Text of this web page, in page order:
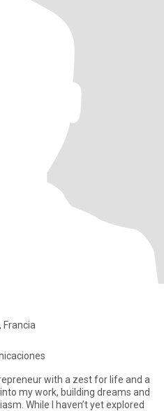
Francia
with a zest for life and a
my work, building dreams and
While I haven’t yet explored